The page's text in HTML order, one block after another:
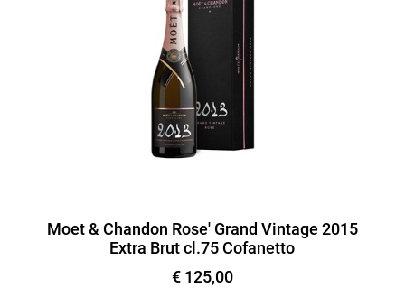
Moet & Chandon Rose' Grand Vintage 2015
Extra Brut cl.75 Cofanetto
€ 125,00